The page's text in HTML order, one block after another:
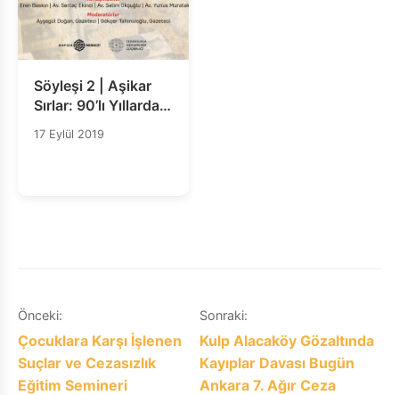
Söyleşi 2 | Aşikar
Sırlar: 90’lı Yıllarda
JİTEM Olgusu ve
Adalet Arayışı
17 Eylül 2019
Yazı
gezinmesi
Önceki:
Çocuklara Karşı İşlenen
Suçlar ve Cezasızlık
Eğitim Semineri
Sonraki:
Kulp Alacaköy Gözaltında
Kayıplar Davası Bugün
Ankara 7. Ağır Ceza